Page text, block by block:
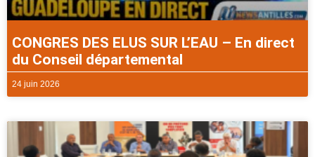
CONGRES DES ELUS SUR L’EAU – En direct
du Conseil départemental
24 juin 2026